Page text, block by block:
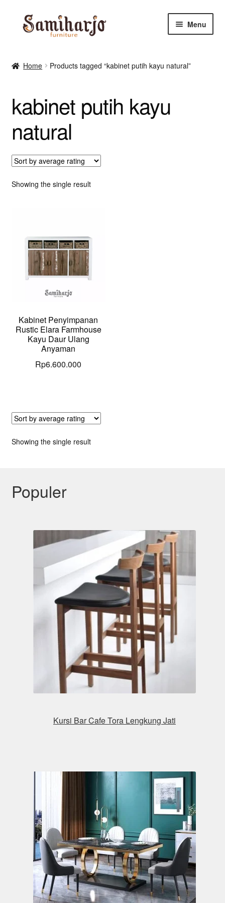
Skip
Skip
Menu
RUANG TIDUR
RUANG TAMU
Shop
Home Products tagged “kabinet putih kayu natural”
kabinet putih kayu
natural
Showing the single result
Kabinet Penyimpanan
Rustic Elara Farmhouse
Kayu Daur Ulang
Anyaman
Rp6.600.000
Showing the single result
Populer
Kursi Bar Cafe Tora Lengkung Jati